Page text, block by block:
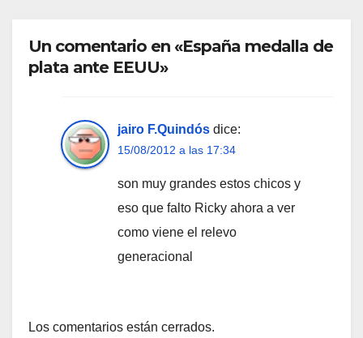
Un comentario en «España medalla de
plata ante EEUU»
jairo F.Quindós dice:
15/08/2012 a las 17:34
son muy grandes estos chicos y
eso que falto Ricky ahora a ver
como viene el relevo
generacional
Los comentarios están cerrados.